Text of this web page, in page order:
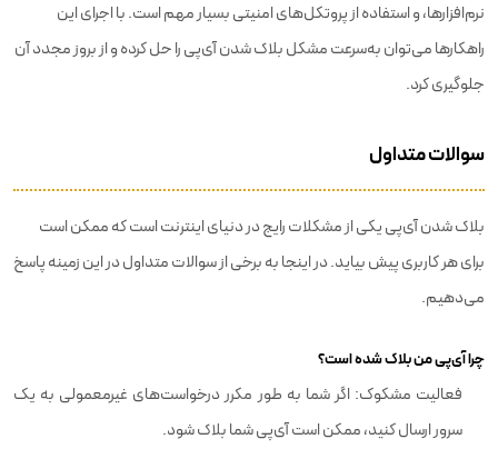
نرم‌افزارها، و استفاده از پروتکل‌های امنیتی بسیار مهم است. با اجرای این
راهکارها می‌توان به‌سرعت مشکل بلاک شدن آی‌پی را حل کرده و از بروز مجدد آن
جلوگیری کرد.
سوالات متداول
بلاک شدن آی‌پی یکی از مشکلات رایج در دنیای اینترنت است که ممکن است
برای هر کاربری پیش بیاید. در اینجا به برخی از سوالات متداول در این زمینه پاسخ
می‌دهیم.
چرا آی‌پی من بلاک شده است؟
فعالیت مشکوک: اگر شما به طور مکرر درخواست‌های غیرمعمولی به یک
سرور ارسال کنید، ممکن است آی‌پی شما بلاک شود.